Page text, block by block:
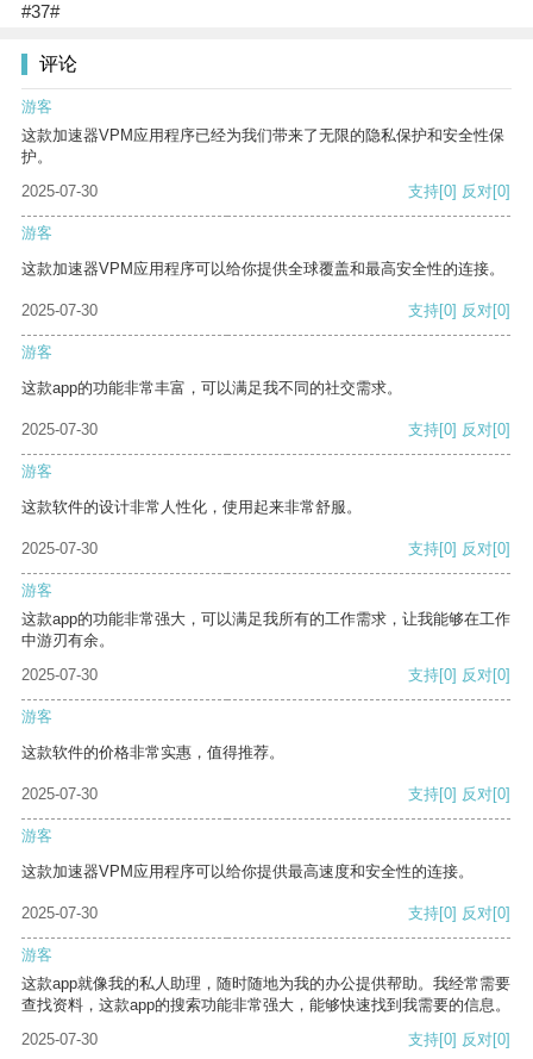
#37#
评论
游客
这款加速器VPM应用程序已经为我们带来了无限的隐私保护和安全性保
护。
2025-07-30
支持[0] 反对[0]
游客
这款加速器VPM应用程序可以给你提供全球覆盖和最高安全性的连接。
2025-07-30 支持[0] 反对[0]
游客
这款app的功能非常丰富，可以满足我不同的社交需求。
2025-07-30 支持[0] 反对[0]
游客
这款软件的设计非常人性化，使用起来非常舒服。
2025-07-30 支持[0] 反对[0]
游客
这款app的功能非常强大，可以满足我所有的工作需求，让我能够在工作
中游刃有余。
2025-07-30
支持[0] 反对[0]
游客
这款软件的价格非常实惠，值得推荐。
2025-07-30 支持[0] 反对[0]
游客
这款加速器VPM应用程序可以给你提供最高速度和安全性的连接。
2025-07-30 支持[0] 反对[0]
游客
这款app就像我的私人助理，随时随地为我的办公提供帮助。我经常需要
查找资料，这款app的搜索功能非常强大，能够快速找到我需要的信息。
2025-07-30
支持[0] 反对[0]